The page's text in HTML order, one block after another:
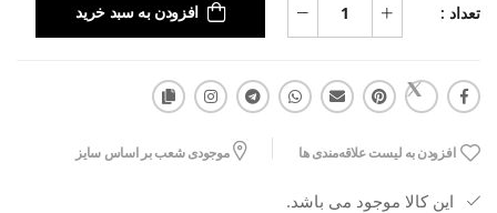
تعداد : افزودن به سبد خرید
افزودن به لیست علاقه‌مندی ها موجودی شعب بر اساس سایز
این کالا موجود می باشد.